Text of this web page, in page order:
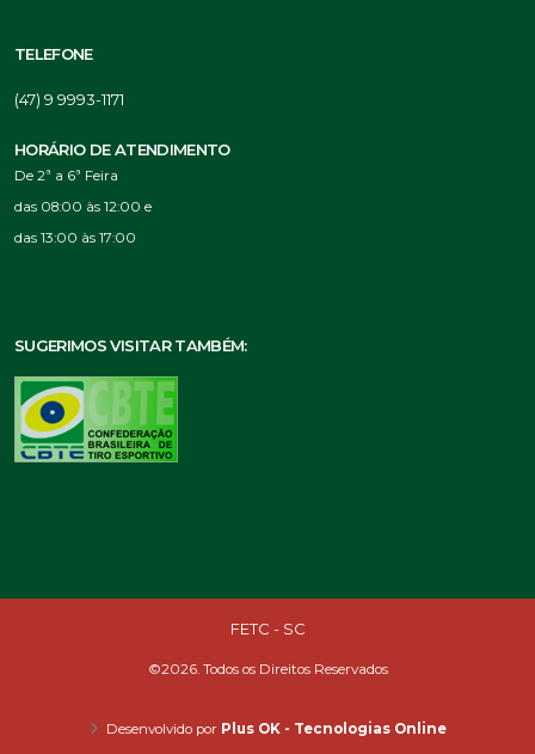
TELEFONE
(47) 9 9993-1171
HORÁRIO DE ATENDIMENTO
De 2ª a 6ª Feira
das 08:00 às 12:00 e
das 13:00 às 17:00
SUGERIMOS VISITAR TAMBÉM:
FETC - SC
©2026. Todos os Direitos Reservados
Desenvolvido por Plus OK - Tecnologias Online